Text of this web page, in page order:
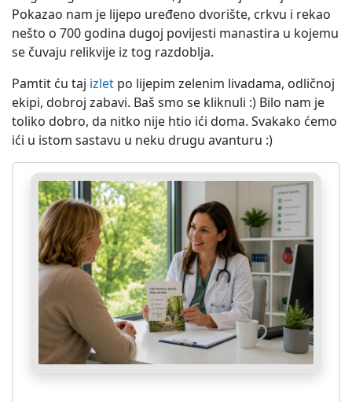
Pokazao nam je lijepo uređeno dvorište, crkvu i rekao
nešto o 700 godina dugoj povijesti manastira u kojemu
se čuvaju relikvije iz tog razdoblja.
Pamtit ću taj izlet po lijepim zelenim livadama, odličnoj
ekipi, dobroj zabavi. Baš smo se kliknuli :) Bilo nam je
toliko dobro, da nitko nije htio ići doma. Svakako ćemo
ići u istom sastavu u neku drugu avanturu :)